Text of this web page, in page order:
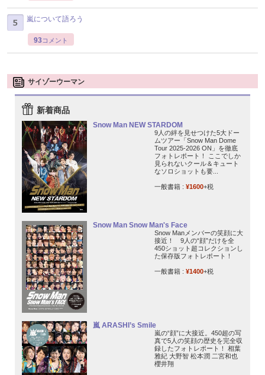
嵐について語ろう
93コメント
サイゾーウーマン
新着商品
Snow Man NEW STARDOM
9人の絆を見せつけた5大ドー
ムツアー「Snow Man Dome
Tour 2025-2026 ON」を徹底
フォトレポート！ ここでしか
見られないクール＆キュート
なソロショットも要...
一般書籍 : ¥1600+税
Snow Man Snow Man's Face
Snow Manメンバーの笑顔に大
接近！ 9人の“顔”だけを全
450ショット超コレクションし
た保存版フォトレポート！
一般書籍 : ¥1400+税
嵐 ARASHI’s Smile
嵐の“顔”に大接近。450超の写
真で5人の笑顔の歴史を完全収
録したフォトレポート！ 相葉
雅紀 大野智 松本潤 二宮和也
櫻井翔